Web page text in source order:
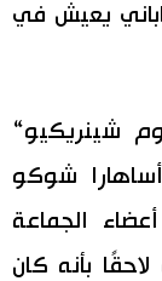
يعيش في
”أوم شينريكيو“
شوكو
الجماعة
بأنه كان